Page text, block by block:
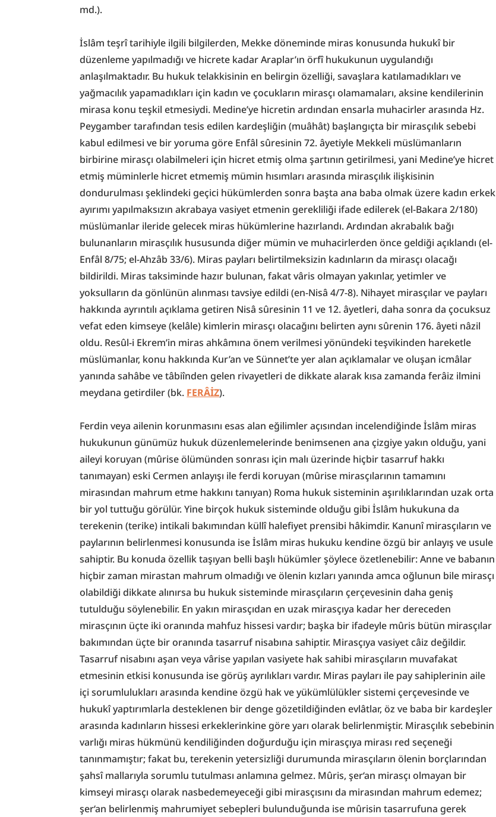
md.).
İslâm teşrî tarihiyle ilgili bilgilerden, Mekke döneminde miras konusunda hukukî bir
düzenleme yapılmadığı ve hicrete kadar Araplar’ın örfî hukukunun uygulandığı
anlaşılmaktadır. Bu hukuk telakkisinin en belirgin özelliği, savaşlara katılamadıkları ve
yağmacılık yapamadıkları için kadın ve çocukların mirasçı olamamaları, aksine kendilerinin
mirasa konu teşkil etmesiydi. Medine’ye hicretin ardından ensarla muhacirler arasında Hz.
Peygamber tarafından tesis edilen kardeşliğin (muâhât) başlangıçta bir mirasçılık sebebi
kabul edilmesi ve bir yoruma göre Enfâl sûresinin 72. âyetiyle Mekkeli müslümanların
birbirine mirasçı olabilmeleri için hicret etmiş olma şartının getirilmesi, yani Medine’ye hicret
etmiş müminlerle hicret etmemiş mümin hısımları arasında mirasçılık ilişkisinin
dondurulması şeklindeki geçici hükümlerden sonra başta ana baba olmak üzere kadın erkek
ayırımı yapılmaksızın akrabaya vasiyet etmenin gerekliliği ifade edilerek (el-Bakara 2/180)
müslümanlar ileride gelecek miras hükümlerine hazırlandı. Ardından akrabalık bağı
bulunanların mirasçılık hususunda diğer mümin ve muhacirlerden önce geldiği açıklandı (el-
Enfâl 8/75; el-Ahzâb 33/6). Miras payları belirtilmeksizin kadınların da mirasçı olacağı
bildirildi. Miras taksiminde hazır bulunan, fakat vâris olmayan yakınlar, yetimler ve
yoksulların da gönlünün alınması tavsiye edildi (en-Nisâ 4/7-8). Nihayet mirasçılar ve payları
hakkında ayrıntılı açıklama getiren Nisâ sûresinin 11 ve 12. âyetleri, daha sonra da çocuksuz
vefat eden kimseye (kelâle) kimlerin mirasçı olacağını belirten aynı sûrenin 176. âyeti nâzil
oldu. Resûl-i Ekrem’in miras ahkâmına önem verilmesi yönündeki teşvikinden hareketle
müslümanlar, konu hakkında Kur’an ve Sünnet’te yer alan açıklamalar ve oluşan icmâlar
yanında sahâbe ve tâbiînden gelen rivayetleri de dikkate alarak kısa zamanda ferâiz ilmini
meydana getirdiler (bk. FERÂİZ).
Ferdin veya ailenin korunmasını esas alan eğilimler açısından incelendiğinde İslâm miras
hukukunun günümüz hukuk düzenlemelerinde benimsenen ana çizgiye yakın olduğu, yani
aileyi koruyan (mûrise ölümünden sonrası için malı üzerinde hiçbir tasarruf hakkı
tanımayan) eski Cermen anlayışı ile ferdi koruyan (mûrise mirasçılarının tamamını
mirasından mahrum etme hakkını tanıyan) Roma hukuk sisteminin aşırılıklarından uzak orta
bir yol tuttuğu görülür. Yine birçok hukuk sisteminde olduğu gibi İslâm hukukuna da
terekenin (terike) intikali bakımından küllî halefiyet prensibi hâkimdir. Kanunî mirasçıların ve
paylarının belirlenmesi konusunda ise İslâm miras hukuku kendine özgü bir anlayış ve usule
sahiptir. Bu konuda özellik taşıyan belli başlı hükümler şöylece özetlenebilir: Anne ve babanın
hiçbir zaman mirastan mahrum olmadığı ve ölenin kızları yanında amca oğlunun bile mirasçı
olabildiği dikkate alınırsa bu hukuk sisteminde mirasçıların çerçevesinin daha geniş
tutulduğu söylenebilir. En yakın mirasçıdan en uzak mirasçıya kadar her dereceden
mirasçının üçte iki oranında mahfuz hissesi vardır; başka bir ifadeyle mûris bütün mirasçılar
bakımından üçte bir oranında tasarruf nisabına sahiptir. Mirasçıya vasiyet câiz değildir.
Tasarruf nisabını aşan veya vârise yapılan vasiyete hak sahibi mirasçıların muvafakat
etmesinin etkisi konusunda ise görüş ayrılıkları vardır. Miras payları ile pay sahiplerinin aile
içi sorumlulukları arasında kendine özgü hak ve yükümlülükler sistemi çerçevesinde ve
hukukî yaptırımlarla desteklenen bir denge gözetildiğinden evlâtlar, öz ve baba bir kardeşler
arasında kadınların hissesi erkeklerinkine göre yarı olarak belirlenmiştir. Mirasçılık sebebinin
varlığı miras hükmünü kendiliğinden doğurduğu için mirasçıya mirası red seçeneği
tanınmamıştır; fakat bu, terekenin yetersizliği durumunda mirasçıların ölenin borçlarından
şahsî mallarıyla sorumlu tutulması anlamına gelmez. Mûris, şer‘an mirasçı olmayan bir
kimseyi mirasçı olarak nasbedemeyeceği gibi mirasçısını da mirasından mahrum edemez;
şer‘an belirlenmiş mahrumiyet sebepleri bulunduğunda ise mûrisin tasarrufuna gerek